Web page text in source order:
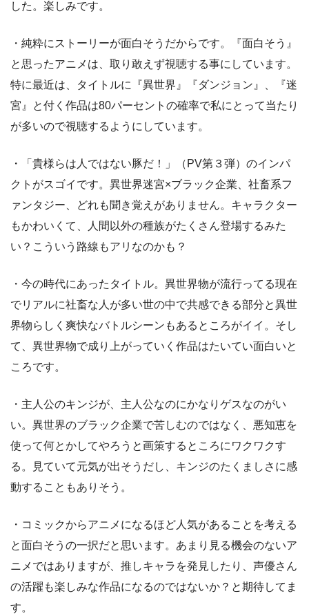
した。楽しみです。
・純粋にストーリーが面白そうだからです。『面白そう』
と思ったアニメは、取り敢えず視聴する事にしています。
特に最近は、タイトルに『異世界』『ダンジョン』、『迷
宮』と付く作品は80パーセントの確率で私にとって当たり
が多いので視聴するようにしています。
・「貴様らは人ではない豚だ！」（PV第３弾）のインパ
クトがスゴイです。異世界迷宮×ブラック企業、社畜系フ
ァンタジー、どれも聞き覚えがありません。キャラクター
もかわいくて、人間以外の種族がたくさん登場するみた
い？こういう路線もアリなのかも？
・今の時代にあったタイトル。異世界物が流行ってる現在
でリアルに社畜な人が多い世の中で共感できる部分と異世
界物らしく爽快なバトルシーンもあるところがイイ。そし
て、異世界物で成り上がっていく作品はたいてい面白いと
ころです。
・主人公のキンジが、主人公なのにかなりゲスなのがい
い。異世界のブラック企業で苦しむのではなく、悪知恵を
使って何とかしてやろうと画策するところにワクワクす
る。見ていて元気が出そうだし、キンジのたくましさに感
動することもありそう。
・コミックからアニメになるほど人気があることを考える
と面白そうの一択だと思います。あまり見る機会のないア
ニメではありますが、推しキャラを発見したり、声優さん
の活躍も楽しみな作品になるのではないか？と期待してま
す。